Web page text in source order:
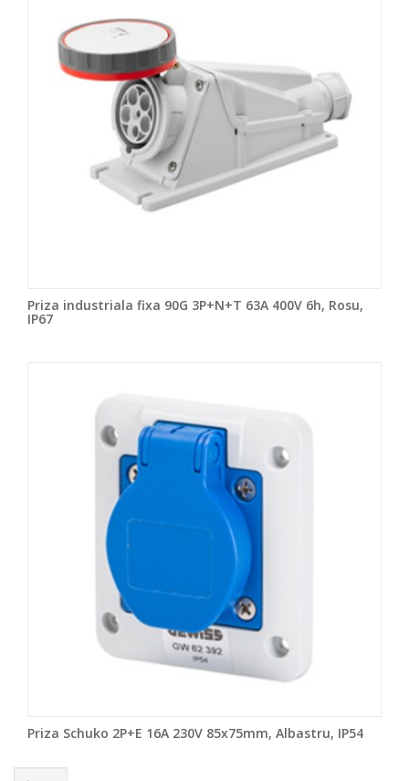
Priza industriala fixa 90G 3P+N+T 63A 400V 6h, Rosu,
IP67
Priza Schuko 2P+E 16A 230V 85x75mm, Albastru, IP54